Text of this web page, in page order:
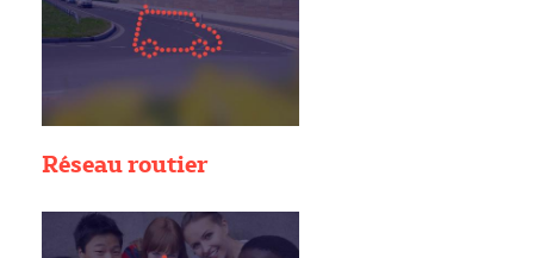
Réseau routier